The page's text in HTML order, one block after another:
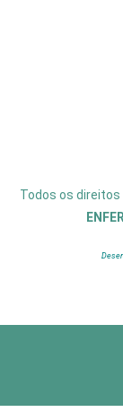
Todos os